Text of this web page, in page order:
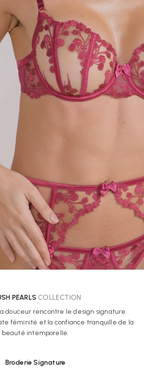
PEARLS COLLECTION
douceur rencontre le design signature.
féminité et la confiance tranquille de la
beauté intemporelle.
Broderie Signature